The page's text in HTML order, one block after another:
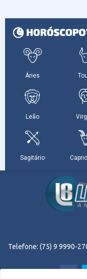
Telefone: (75) 9 9990-